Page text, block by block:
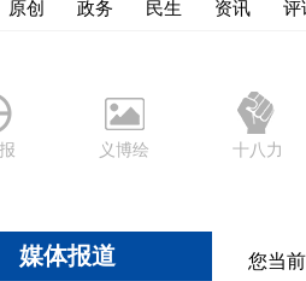
原创 政务 民生 资讯 评
义博绘 十八力
媒体报道 您当